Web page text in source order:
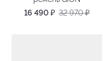
16 490 ₽ 32 970₽